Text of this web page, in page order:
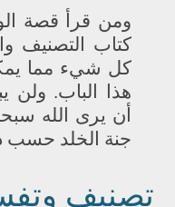
ومن قرأ قصة
كتاب التصنيف
كل شيء مما
هذا الباب. ولن
أن يرى الله
جنة الخلد حسب
تصنيف